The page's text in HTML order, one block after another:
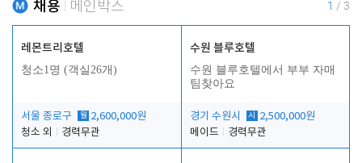
채용 메인박스 1 / 3
레몬트리호텔
청소1명 (객실26개)
서울 종로구 월 2,600,000원
청소 외
경력무관
수원 블루호텔
수원 블루호텔에서 부부 자매
팀찾아요
경기 수원시 시
2,500,000원
메이드
경력무관